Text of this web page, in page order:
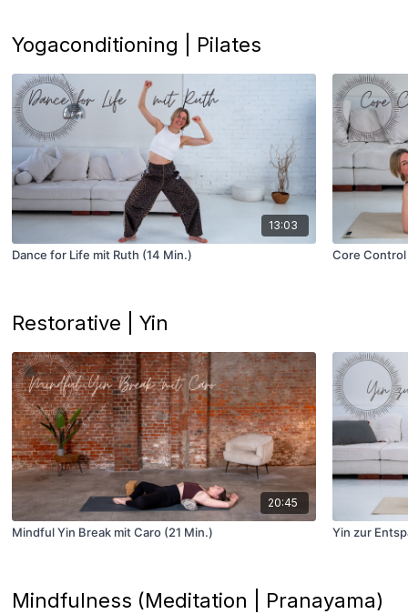
Yogaconditioning | Pilates
13:03
Dance for Life mit Ruth (14 Min.) Core
Restorative | Yin
20:45
Mindful Yin Break mit Caro (21 Min.) Yin zur
Mindfulness (Meditation | Pranayama)